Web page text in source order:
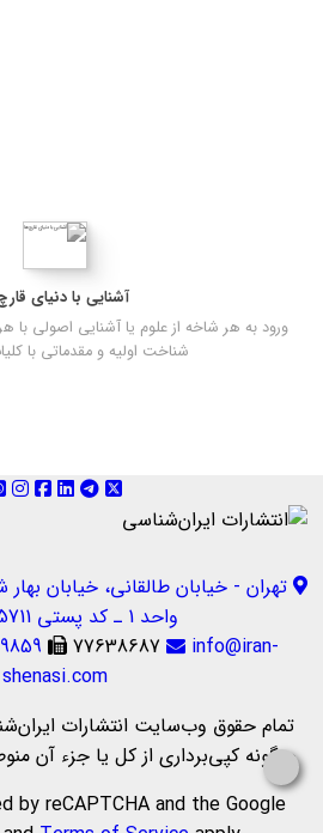
آشنایی با دنیای
ورود به هر شاخه از علوم یا آشنایی اصولی با
شناخت اولیه و مقدماتی با
واحد 1 ـ کد پستی 1563655711
77638687
info@iran-
shenasi.com
تمام حقوق وب‌سایت انتشارات
هرگونه کپی‌برداری از کل یا جزء آن
by reCAPTCHA and the Google